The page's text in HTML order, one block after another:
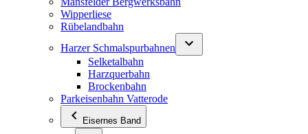
Wipperliese
Rübelandbahn
Harzer Schmalspurbahnen
Selketalbahn
Harzquerbahn
Brockenbahn
Parkeisenbahn Vatterode
Eisernes Band